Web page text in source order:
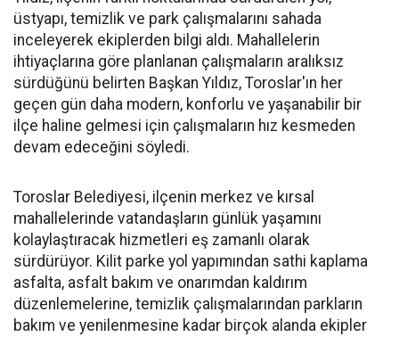
üstyapı, temizlik ve park çalışmalarını sahada
inceleyerek ekiplerden bilgi aldı. Mahallelerin
ihtiyaçlarına göre planlanan çalışmaların aralıksız
sürdüğünü belirten Başkan Yıldız, Toroslar'ın her
geçen gün daha modern, konforlu ve yaşanabilir bir
ilçe haline gelmesi için çalışmaların hız kesmeden
devam edeceğini söyledi.
Toroslar Belediyesi, ilçenin merkez ve kırsal
mahallelerinde vatandaşların günlük yaşamını
kolaylaştıracak hizmetleri eş zamanlı olarak
sürdürüyor. Kilit parke yol yapımından sathi kaplama
asfalta, asfalt bakım ve onarımdan kaldırım
düzenlemelerine, temizlik çalışmalarından parkların
bakım ve yenilenmesine kadar birçok alanda ekipler